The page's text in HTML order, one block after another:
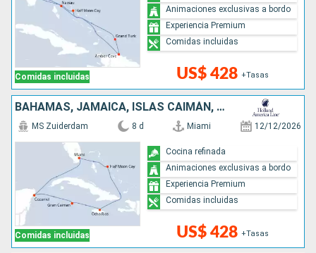
Comidas incluidas US$ 428 +Tasas
Animaciones exclusivas a bordo
Experiencia Premium
Comidas incluidas
BAHAMAS, JAMAICA, ISLAS CAIMÁN, MÉXICO, ESTADOS UNIDOS
Comidas incluidas
MS Zuiderdam 8 d Miami 12/12/2026
US$ 428 +Tasas
Cocina refinada
Animaciones exclusivas a bordo
Experiencia Premium
Comidas incluidas